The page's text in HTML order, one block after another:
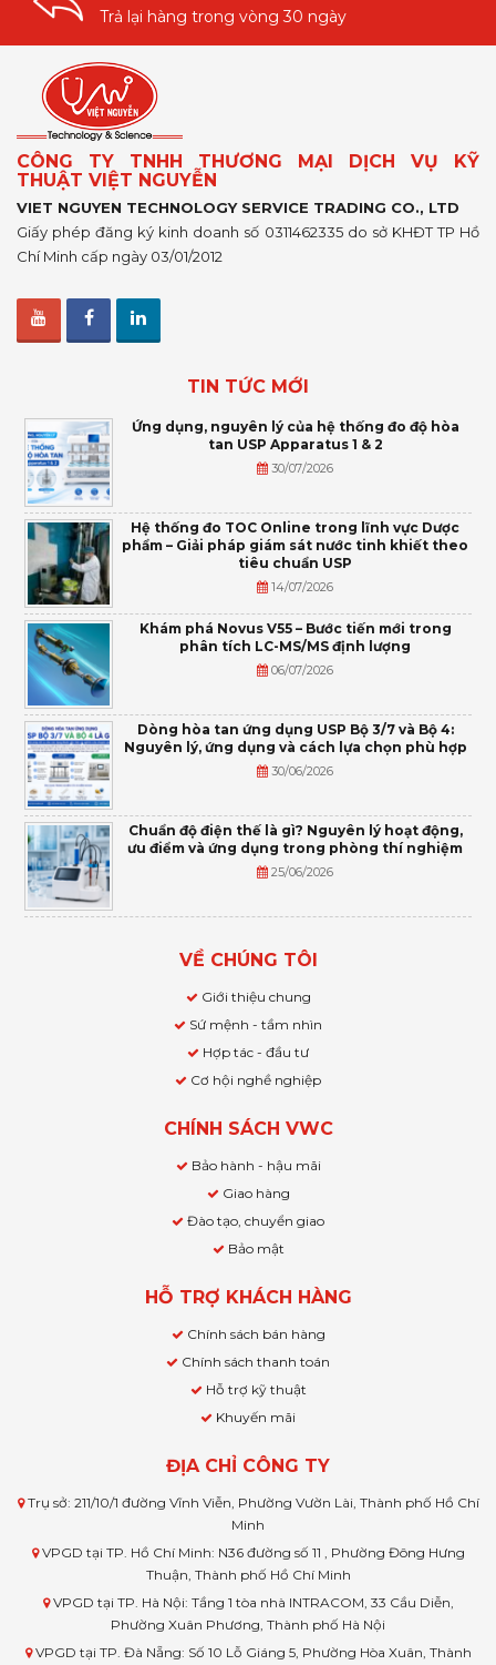
Trả lại hàng trong vòng 30 ngày
CÔNG TY TNHH THƯƠNG MẠI DỊCH VỤ KỸ
THUẬT VIỆT NGUYỄN
VIET NGUYEN TECHNOLOGY SERVICE TRADING CO., LTD
Giấy phép đăng ký kinh doanh số 0311462335 do sở KHĐT TP Hồ
Chí Minh cấp ngày 03/01/2012
TIN TỨC MỚI
Ứng dụng, nguyên lý của hệ thống đo độ hòa
tan USP Apparatus 1 & 2
30/07/2026
Hệ thống đo TOC Online trong lĩnh vực Dược
phẩm – Giải pháp giám sát nước tinh khiết theo
tiêu chuẩn USP
14/07/2026
Khám phá Novus V55 – Bước tiến mới trong
phân tích LC-MS/MS định lượng
06/07/2026
Dòng hòa tan ứng dụng USP Bộ 3/7 và Bộ 4:
Nguyên lý, ứng dụng và cách lựa chọn phù hợp
30/06/2026
Chuẩn độ điện thế là gì? Nguyên lý hoạt động,
ưu điểm và ứng dụng trong phòng thí nghiệm
25/06/2026
VỀ CHÚNG TÔI
Giới thiệu chung
Sứ mệnh - tầm nhìn
Hợp tác - đầu tư
Cơ hội nghề nghiệp
CHÍNH SÁCH VWC
Bảo hành - hậu mãi
Giao hàng
Đào tạo, chuyển giao
Bảo mật
HỖ TRỢ KHÁCH HÀNG
Chính sách bán hàng
Chính sách thanh toán
Hỗ trợ kỹ thuật
Khuyến mãi
ĐỊA CHỈ CÔNG TY
Trụ sở: 211/10/1 đường Vĩnh Viễn, Phường Vườn Lài, Thành phố Hồ Chí
Minh
VPGD tại TP. Hồ Chí Minh: N36 đường số 11 , Phường Đông Hưng
Thuận, Thành phố Hồ Chí Minh
VPGD tại TP. Hà Nội: Tầng 1 tòa nhà INTRACOM, 33 Cầu Diễn,
Phường Xuân Phương, Thành phố Hà Nội
VPGD tại TP. Đà Nẵng: Số 10 Lỗ Giáng 5, Phường Hòa Xuân, Thành